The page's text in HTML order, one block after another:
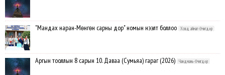
"Мандах наран-Мөнгөн сарны дор" номын нээлт боллоо Ховд аймаг-Өчигдөр
Аргын тооллын 8 сарын 10. Даваа (Сумьяа) гараг (2026) Чандмань-Өчигдөр